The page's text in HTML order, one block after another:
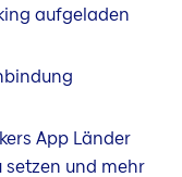
aufgeladen
App Länder
setzen und mehr